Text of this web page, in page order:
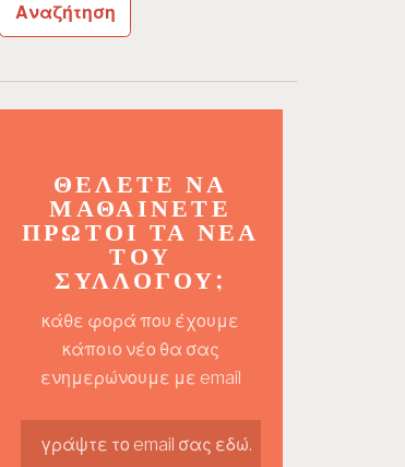
ΘΈΛΕΤΕ ΝΑ
ΜΑΘΑΊΝΕΤΕ
ΠΡΏΤΟΙ ΤΑ ΝΈΑ
ΤΟΥ
ΣΥΛΛΌΓΟΥ;
κάθε φορά που έχουμε
κάποιο νέο θα σας
ενημερώνουμε με email